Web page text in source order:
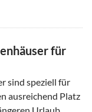
für
sind speziell für
ausreichend Platz